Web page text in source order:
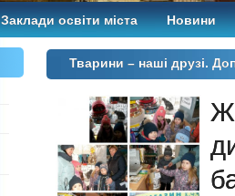
Заклади освіти міста Новини
Тварини – наші друзі.